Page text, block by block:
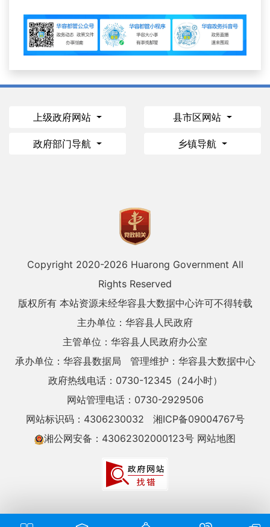
上级政府网站 县市区网站
政府部门导航 乡镇导航
Copyright 2020-2026 Huarong Government All
Rights Reserved
版权所有 本站资源未经华容县大数据中心许可不得转载
主办单位：华容县人民政府
主管单位：华容县人民政府办公室
承办单位：华容县数据局
管理维护：华容县大数据中心
政府热线电话：0730-12345（24小时）
网站管理电话：0730-2929506
网站标识码：4306230032
湘ICP备09004767号
湘公网安备：43062302000123号 网站地图